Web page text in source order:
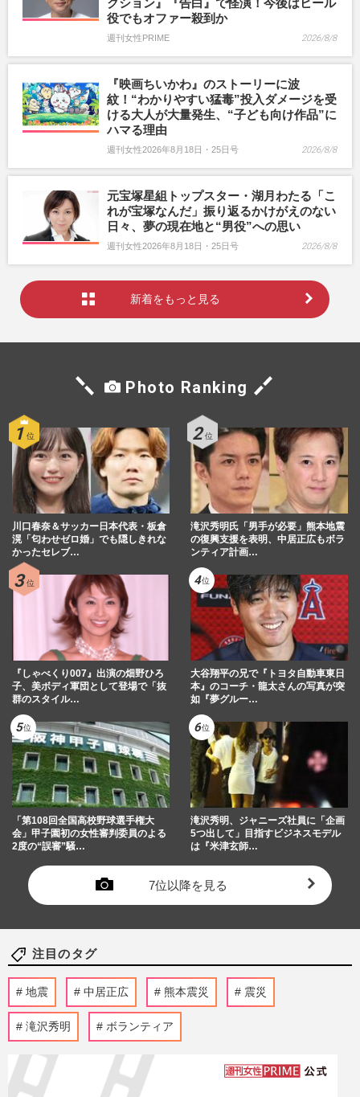
役でもオファー殺到か
週刊女性PRIME 2026/8/8
『映画ちいかわ』のストーリーに波
紋！“わかりやすい猛毒”投入ダメージを受
ける大人が大量発生、“子ども向け作品”に
ハマる理由
週刊女性2026年8月18日・25日号 2026/8/8
元宝塚星組トップスター・湖月わたる「こ
れが宝塚なんだ」振り返るかけがえのない
日々、夢の現在地と“男役”への思い
週刊女性2026年8月18日・25日号 2026/8/8
新着をもっと見る
Photo Ranking
川口春奈＆サッカー日本代表・板倉
滉「匂わせゼロ婚」でも隠しきれな
かったセレブ…
滝沢秀明氏「男手が必要」熊本地震
の復興支援を表明、中居正広もボラ
ンティア計画…
『しゃべくり007』出演の畑野ひろ
子、美ボディ軍団として登場で「抜
群のスタイル…
大谷翔平の兄で『トヨタ自動車東日
本』のコーチ・龍太さんの写真が突
如『夢グルー…
「第108回全国高校野球選手権大
会」甲子園初の女性審判委員のよる
2度の“誤審”騒…
滝沢秀明、ジャニーズ社員に「企画
5つ出して」目指すビジネスモデル
は『米津玄師…
7位以降を見る
注目のタグ
地震 中居正広 熊本震災 震災
滝沢秀明 ボランティア